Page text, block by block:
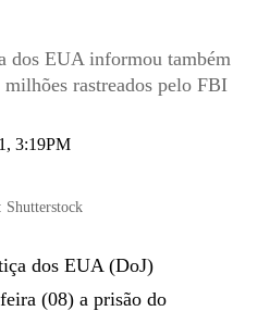
dos EUA informou também
milhões rastreados pelo FBI
3:19PM
Shutterstock
dos EUA (DoJ)
(08) a prisão do